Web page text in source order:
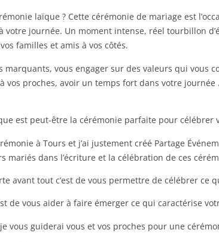
laïque ? Cette cérémonie de mariage est
votre journée. Un moment intense, réel tourbillon
familles et amis à vos côtés.
marquants, vous engager sur des valeurs qui vous
vos proches, avoir un temps fort dans votre
est peut-être la cérémonie parfaite pour célébrer
à Tours et j’ai justement créé Partage
mariés dans l’écriture et la célébration de ces
avant tout c’est de vous permettre de célébrer ce
de vous aider à faire émerger ce qui caractérise
vous guiderai vous et vos proches pour une